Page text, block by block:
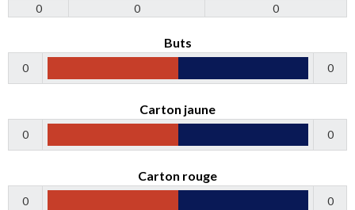
0
0 0
Buts
0 0
Carton jaune
0 0
Carton rouge
0 0